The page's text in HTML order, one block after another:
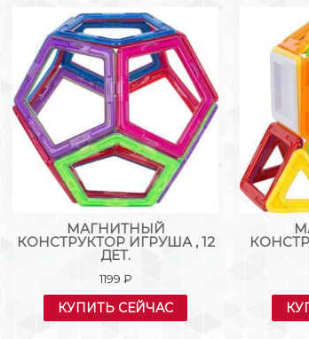
МАГНИТНЫЙ
КОНСТРУКТОР ИГРУША , 12
ДЕТ.
1199 ₽
КУПИТЬ СЕЙЧАС